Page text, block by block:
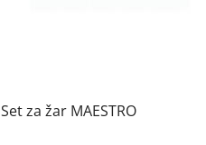
Set za žar MAESTRO